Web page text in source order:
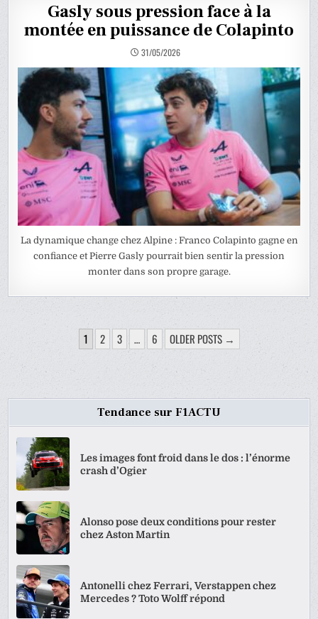
Gasly sous pression face à la
montée en puissance de Colapinto
31/05/2026
La dynamique change chez Alpine : Franco Colapinto gagne en
confiance et Pierre Gasly pourrait bien sentir la pression
monter dans son propre garage.
PAGINATION
1 2 3 … 6 OLDER POSTS →
Tendance sur F1ACTU
Les images font froid dans le dos : l’énorme
crash d’Ogier
Alonso pose deux conditions pour rester
chez Aston Martin
Antonelli chez Ferrari, Verstappen chez
Mercedes ? Toto Wolff répond